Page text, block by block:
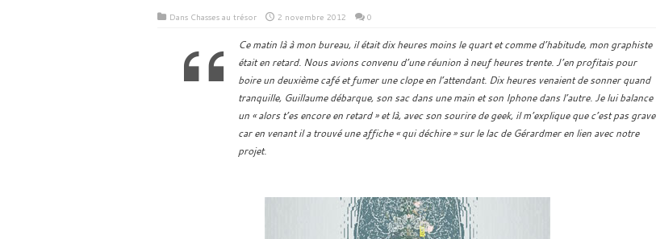
Dans Chasses au trésor 2 novembre 2012 0
Ce matin là à mon bureau, il était dix heures moins le quart et comme d’habitude, mon graphiste
était en retard. Nous avions convenu d’une réunion à neuf heures trente. J’en profitais pour
boire un deuxième café et fumer une clope en l’attendant. Dix heures venaient de sonner quand
tranquille, Guillaume débarque, son sac dans une main et son Iphone dans l’autre. Je lui balance
un « alors t’es encore en retard » et là, avec son sourire de geek, il m’explique que c’est pas grave
car en venant il a trouvé une affiche « qui déchire » sur le lac de Gérardmer en lien avec notre
projet.